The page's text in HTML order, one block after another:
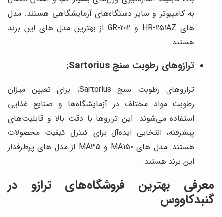
به کامپیوتر و سایر دستگاه‌های آزمایشگاهی هستند. مدل
های HR-251AZ و GR-202 از بهترین مدل های این برند
هستند.
ترازوهای رطوبت سنج Sartorius:
ترازوهای رطوبت سنج Sartorius، برای تعیین میزان
رطوبت مواد مختلف در آزمایشگاه‌ها و صنایع غذایی
استفاده می‌شوند. این ترازوها با دقت بالا و قابلیت‌های
پیشرفته، انتخابی ایده‌آل برای کنترل کیفیت محصولات
هستند. مدل های MA150 و MA35 از مدل های پرطرفدار
این برند هستند.
معرفی بهترین فروشگاه‌های ترازو در
گنبدکاووس